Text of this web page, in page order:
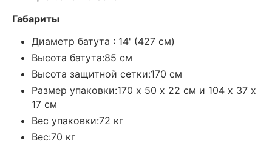
Габариты
Диаметр батута : 14' (427 см)
Высота батута:85 см
Высота защитной сетки:170 см
Размер упаковки:170 х 50 х 22 см и 104 х 37 х
17 см
Вес упаковки:72 кг
Вес:70 кг